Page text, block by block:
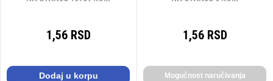
1,56 RSD
Dodaj u korpu
1,56 RSD
Mogućnost naručivanja